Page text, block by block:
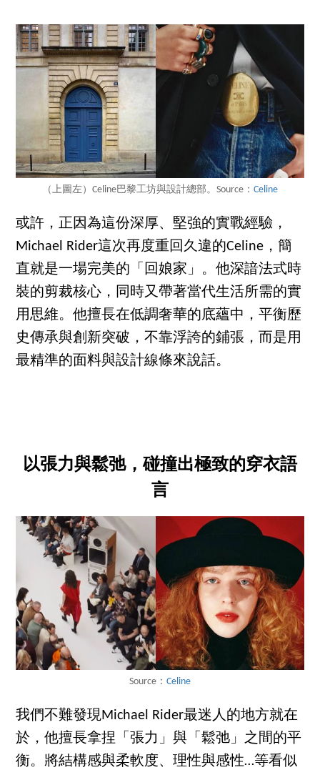
（上圖左）Celine巴黎工坊與設計總部。Source： Celine
或許，正因為這份深厚、堅強的實戰經驗，
Michael Rider這次再度重回久違的Celine，簡
直就是一場完美的「回娘家」。他深諳法式時
裝的剪裁核心，同時又帶著當代生活所需的實
用思維。他擅長在低調奢華的底蘊中，平衡歷
史傳承與創新突破，不靠浮誇的鋪張，而是用
最精準的面料與設計線條來說話。
以張力與鬆弛，碰撞出極致的穿衣語
言
Source： Celine
我們不難發現Michael Rider最迷人的地方就在
於，他擅長拿捏「張力」與「鬆弛」之間的平
衡。將結構感與柔軟度、理性與感性…等看似